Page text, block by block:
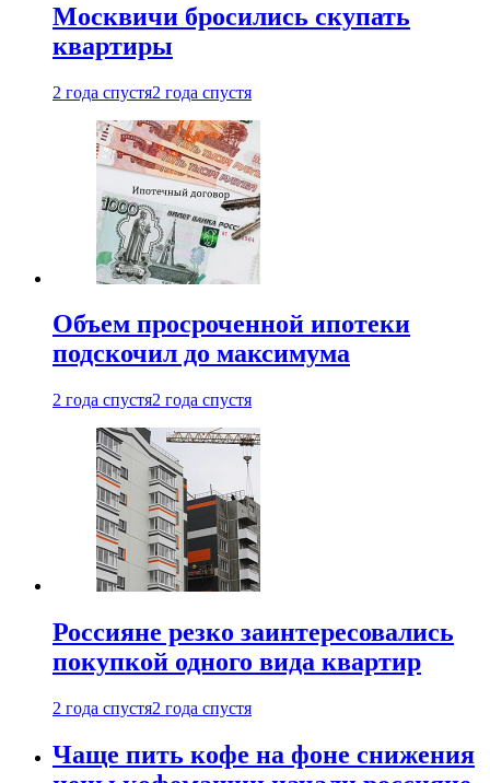
Москвичи бросились скупать
квартиры
2 года спустя2 года спустя
Объем просроченной ипотеки
подскочил до максимума
2 года спустя2 года спустя
Россияне резко заинтересовались
покупкой одного вида квартир
2 года спустя2 года спустя
Чаще пить кофе на фоне снижения